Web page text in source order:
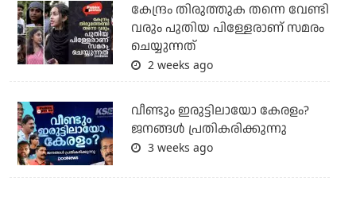
കേന്ദ്രം തിരുത്തുക തന്നെ വേണ്ടി
വരും പുതിയ പിള്ളേരാണ് സമരം
ചെയ്യുന്നത്
2 weeks ago
വീണ്ടും ഇരുട്ടിലായോ കേരളം?
ജനങ്ങൾ പ്രതികരിക്കുന്നു
3 weeks ago